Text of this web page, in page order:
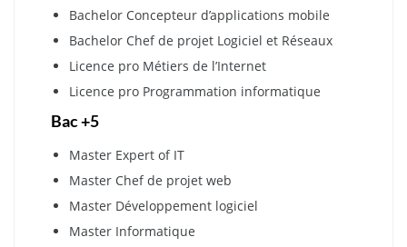
Bachelor Concepteur d’applications mobile
Bachelor Chef de projet Logiciel et Réseaux
Licence pro Métiers de l’Internet
Licence pro Programmation informatique
Bac +5
Master Expert of IT
Master Chef de projet web
Master Développement logiciel
Master Informatique